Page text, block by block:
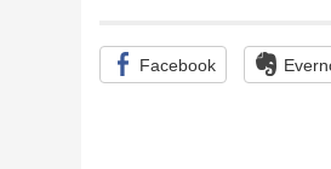
Facebook